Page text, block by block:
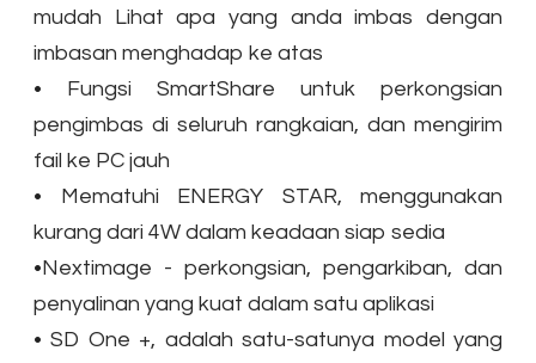
mudah Lihat apa yang anda imbas dengan
imbasan menghadap ke atas
• Fungsi SmartShare untuk perkongsian
pengimbas di seluruh rangkaian, dan mengirim
fail ke PC jauh
• Mematuhi ENERGY STAR, menggunakan
kurang dari 4W dalam keadaan siap sedia
•Nextimage - perkongsian, pengarkiban, dan
penyalinan yang kuat dalam satu aplikasi
•SD One +, adalah satu-satunya model yang